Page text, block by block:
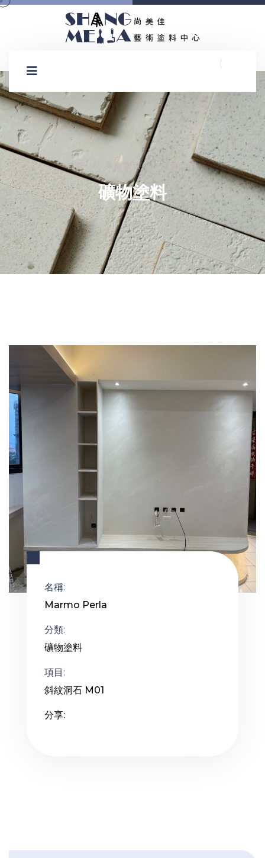
首頁 案例實績 / 礦物塗料
礦物塗料
名稱:
Marmo Perla
分類:
礦物塗料
項目:
斜紋洞石 M01
分享: